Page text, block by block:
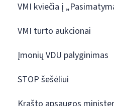
VMI kviečia į
VMI turto aukcionai
Įmonių VDU palyginimas
STOP šešėliui